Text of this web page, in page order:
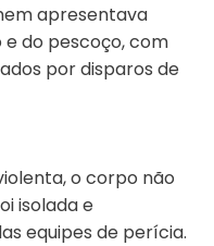
apresentava
do pescoço, com
por disparos de
o corpo não
isolada e
equipes de perícia.